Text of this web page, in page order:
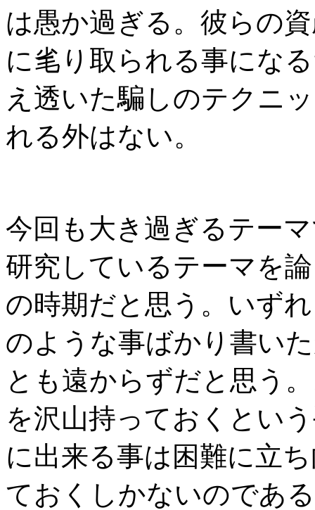
は愚か過ぎる。彼らの
に毟り取られる事にな
え透いた騙しのテクニ
れる外はない。
今回も大き過ぎるテー
研究しているテーマを
の時期だと思う。いず
のような事ばかり書い
とも遠からずだと思う
を沢山持っておくとい
に出来る事は困難に立
ておくしかないのであ